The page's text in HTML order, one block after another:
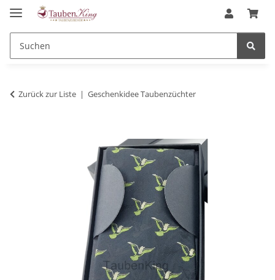
Zurück zur Liste Geschenkidee Taubenzüchter